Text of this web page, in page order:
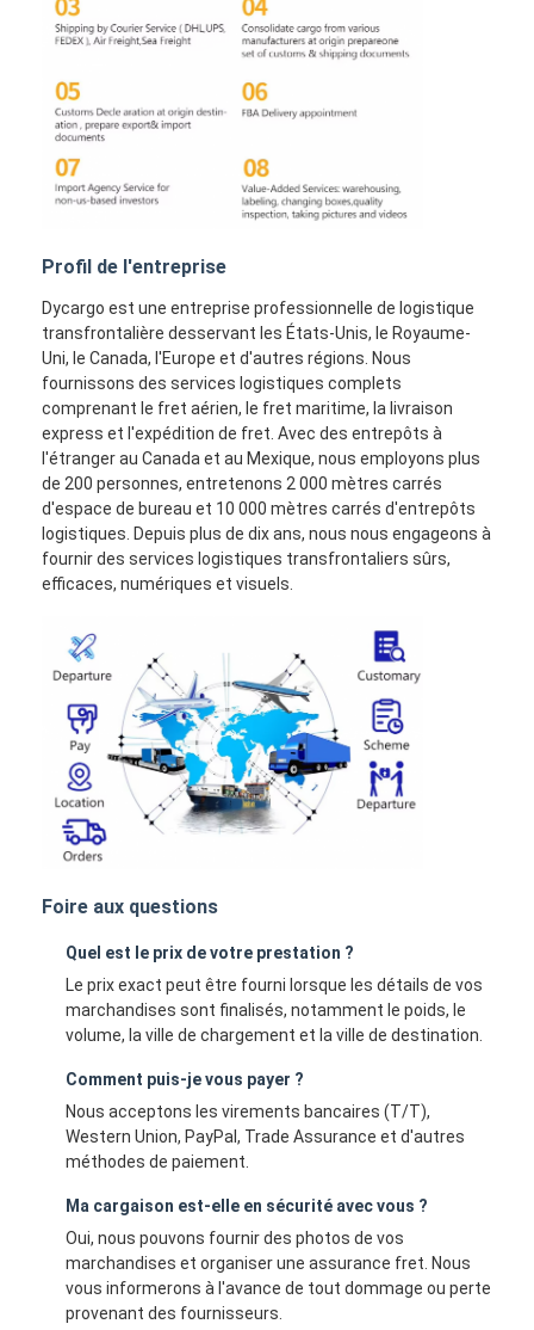
Profil de l'entreprise
Dycargo est une entreprise professionnelle de logistique
transfrontalière desservant les États-Unis, le Royaume-
Uni, le Canada, l'Europe et d'autres régions. Nous
fournissons des services logistiques complets
comprenant le fret aérien, le fret maritime, la livraison
express et l'expédition de fret. Avec des entrepôts à
l'étranger au Canada et au Mexique, nous employons plus
de 200 personnes, entretenons 2 000 mètres carrés
d'espace de bureau et 10 000 mètres carrés d'entrepôts
logistiques. Depuis plus de dix ans, nous nous engageons à
fournir des services logistiques transfrontaliers sûrs,
efficaces, numériques et visuels.
Foire aux questions
Quel est le prix de votre prestation ?
Le prix exact peut être fourni lorsque les détails de vos
marchandises sont finalisés, notamment le poids, le
volume, la ville de chargement et la ville de destination.
Comment puis-je vous payer ?
Nous acceptons les virements bancaires (T/T),
Western Union, PayPal, Trade Assurance et d'autres
méthodes de paiement.
Ma cargaison est-elle en sécurité avec vous ?
Oui, nous pouvons fournir des photos de vos
marchandises et organiser une assurance fret. Nous
vous informerons à l'avance de tout dommage ou perte
provenant des fournisseurs.